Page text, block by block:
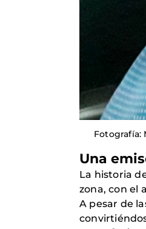
Fotografía:
Una
La historia
zona, con el
A pesar de